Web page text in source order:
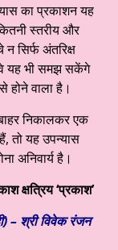
का प्रकाशन यह
स्तरीय और
सिर्फ अंतरिक्ष
वे यह भी समझ सकेंगे
होने वाला है।
निकालकर एक
तो यह उपन्यास
अनिवार्य है।
क्षत्रिय ‘प्रकाश’
– श्री विवेक रंजन